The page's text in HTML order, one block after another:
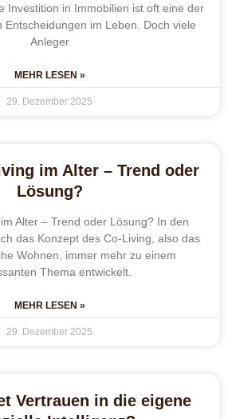
Investition in Immobilien ist oft eine der
Entscheidungen im Leben. Doch viele
Anleger
MEHR LESEN »
29. Dezember 2025
im Alter – Trend oder
Lösung?
Alter – Trend oder Lösung? In den
das Konzept des Co-Living, also das
Wohnen, immer mehr zu einem
Thema entwickelt.
MEHR LESEN »
29. Dezember 2025
Vertrauen in die eigene